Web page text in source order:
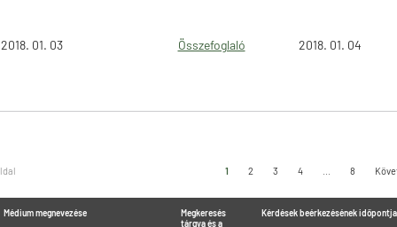
2018. 01. 03 Összefoglaló 2018. 01. 04
1 2 3 4 8
Megkeresés
tárgya és a
Médium megnevezése Kérdések beérkezésének időpontja